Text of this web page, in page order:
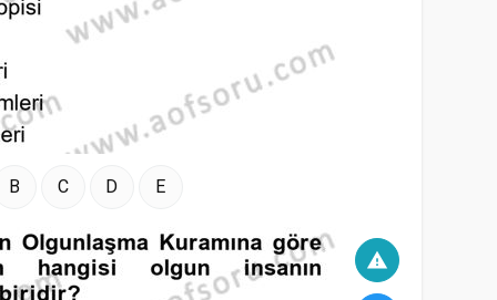
B C D E
warning